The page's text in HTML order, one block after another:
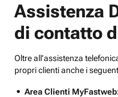
Assistenza
di contatto
Oltre all’assistenza
propri clienti anche i
Area Clienti